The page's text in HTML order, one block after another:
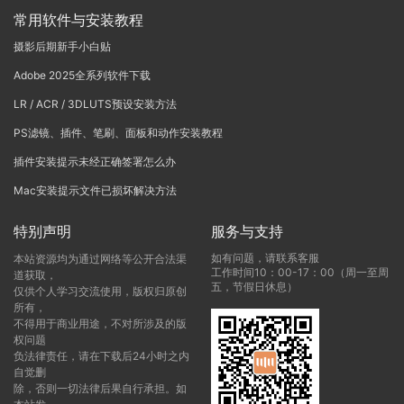
常用软件与安装教程
摄影后期新手小白贴
Adobe 2025全系列软件下载
LR / ACR / 3DLUTS预设安装方法
PS滤镜、插件、笔刷、面板和动作安装教程
插件安装提示未经正确签署怎么办
Mac安装提示文件已损坏解决方法
特别声明
本站资源均为通过网络等公开合法渠
道获取，
仅供个人学习交流使用，版权归原创
所有，
不得用于商业用途，不对所涉及的版
权问题
负法律责任，请在下载后24小时之内
自觉删
除，否则一切法律后果自行承担。如
服务与支持
如有问题，请联系客服
工作时间10：00-17：00（周一至周
五，节假日休息）